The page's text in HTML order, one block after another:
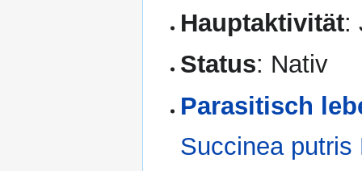
Hauptaktivität:
Status: Nativ
Parasitisch
Succinea putris